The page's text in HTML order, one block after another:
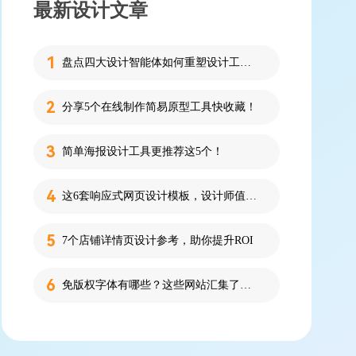
最新设计文章
盘点四大设计智能体如何重塑设计工作流
分享5个在线制作简易原型工具快收藏！
简单海报设计工具更推荐这5个！
这6套响应式网页设计模板，设计师值得收藏！
7个店铺详情页设计参考，助你提升ROI
免版权字体有哪些？这些网站汇集了近百款免版权字体！